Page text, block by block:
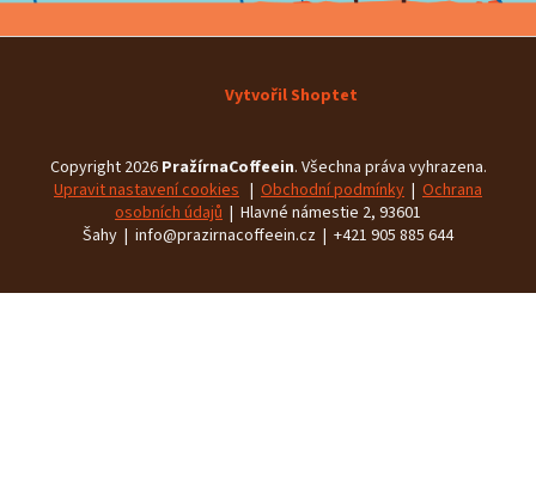
Vytvořil Shoptet
Copyright 2026 PražírnaCoffeein. Všechna práva vyhrazena.
Upravit nastavení cookies | Obchodní podmínky | Ochrana
osobních údajů | Hlavné námestie 2, 93601
Šahy | info@prazirnacoffeein.cz | +421 905 885 644